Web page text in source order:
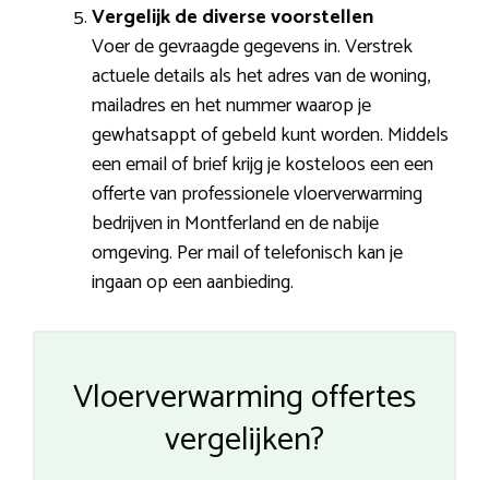
Vergelijk de diverse voorstellen
Voer de gevraagde gegevens in. Verstrek
actuele details als het adres van de woning,
mailadres en het nummer waarop je
gewhatsappt of gebeld kunt worden. Middels
een email of brief krijg je kosteloos een een
offerte van professionele vloerverwarming
bedrijven in Montferland en de nabije
omgeving. Per mail of telefonisch kan je
ingaan op een aanbieding.
Vloerverwarming offertes
vergelijken?